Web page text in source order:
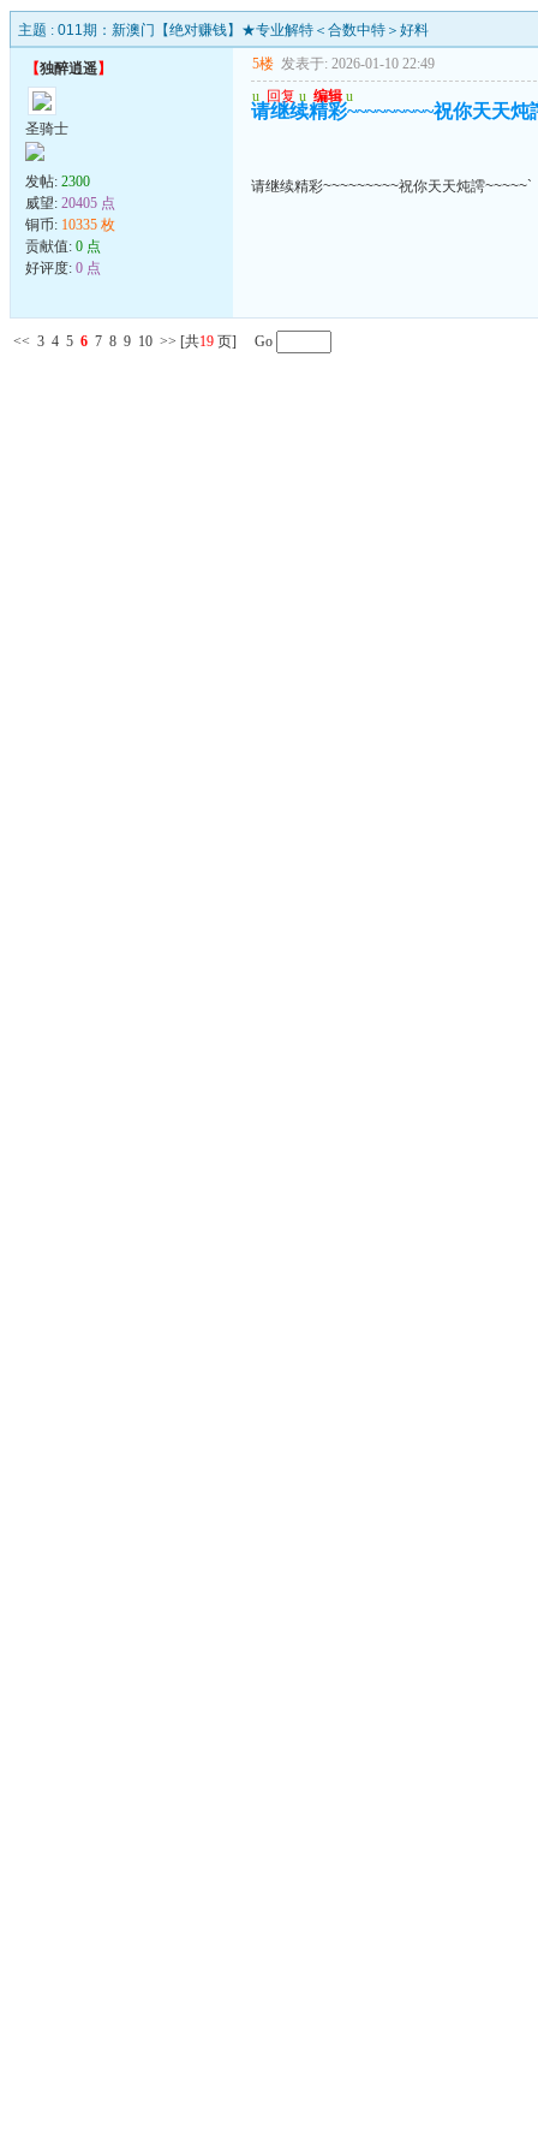
主题 : 011期：新澳门【绝对赚钱】★专业解特＜合数中特＞好料
【独醉逍遥】
圣骑士
发帖: 2300
威望: 20405 点
铜币: 10335 枚
贡献值: 0 点
好评度: 0 点
5楼 发表于: 2026-01-10 22:49
u 回复 u 编辑 u
请继续精彩~~~~~~~~~祝你天天炖
请继续精彩~~~~~~~~~祝你天天炖謣~~~~~`
<< 3 4 5 6 7 8 9 10 >> [共19 页] Go